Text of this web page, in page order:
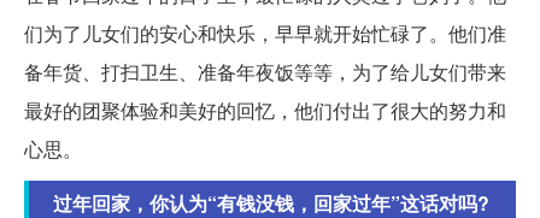
们为了儿女们的安心和快乐，早早就开始忙碌了。他们准
备年货、打扫卫生、准备年夜饭等等，为了给儿女们带来
最好的团聚体验和美好的回忆，他们付出了很大的努力和
心思。
过年回家，你认为“有钱没钱，回家过年”这话对吗?